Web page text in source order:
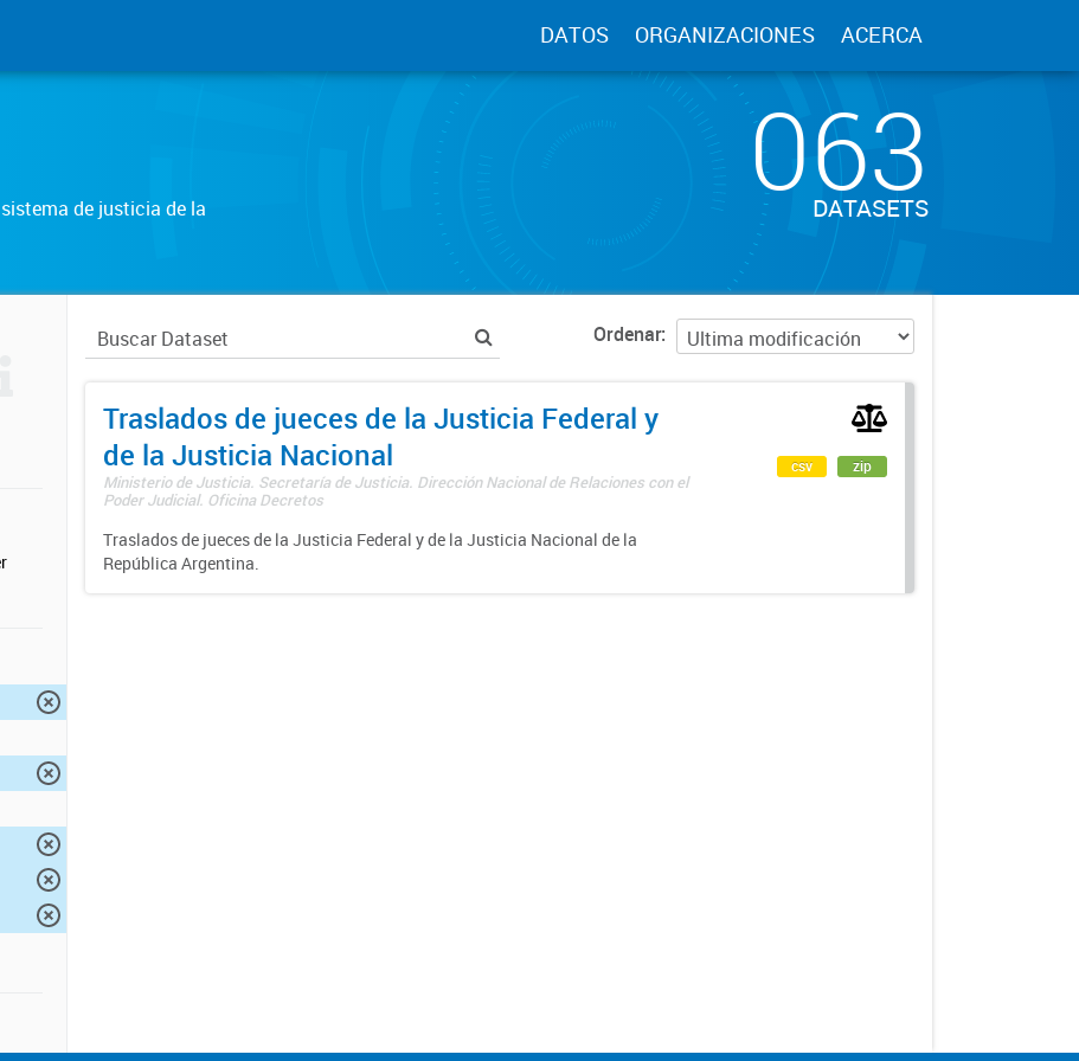
DATOS ORGANIZACIONES ACERCA
de justicia de la
063
DATASETS
Ordenar
Traslados de jueces de la Justicia Federal y
de la Justicia Nacional
Ministerio de Justicia. Secretaría de Justicia. Dirección Nacional de Relaciones con el
Poder Judicial. Oficina Decretos
Traslados de jueces de la Justicia Federal y de la Justicia Nacional de la
República Argentina.
csv zip